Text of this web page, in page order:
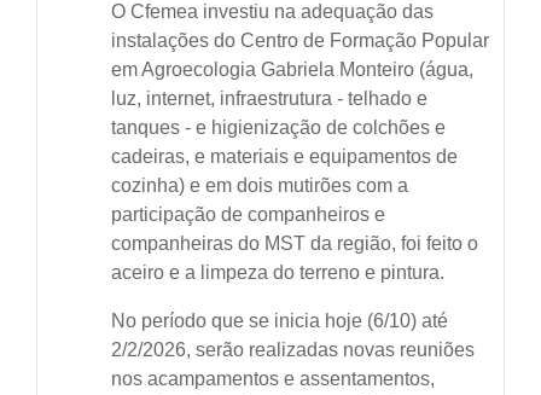
O Cfemea investiu na adequação das
instalações do Centro de Formação Popular
em Agroecologia Gabriela Monteiro (água,
luz, internet, infraestrutura - telhado e
tanques - e higienização de colchões e
cadeiras, e materiais e equipamentos de
cozinha) e em dois mutirões com a
participação de companheiros e
companheiras do MST da região, foi feito o
aceiro e a limpeza do terreno e pintura.
No período que se inicia hoje (6/10) até
2/2/2026, serão realizadas novas reuniões
nos acampamentos e assentamentos,